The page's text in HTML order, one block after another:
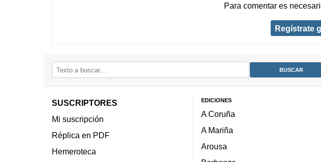
Para comentar es
Regístrate
SUSCRIPTORES
Mi suscripción
Réplica en PDF
Hemeroteca
EDICIONES
A Coruña
A Mariña
Arousa